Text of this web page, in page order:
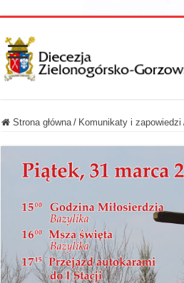
Strona główna / Komunikaty i zapowiedzi